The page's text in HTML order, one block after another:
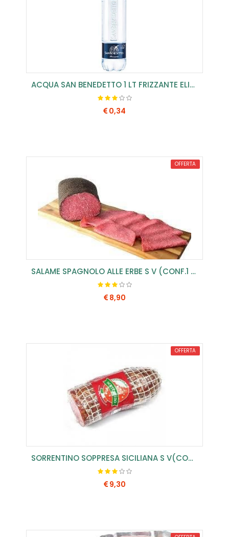
ACQUA SAN BENEDETTO 1 LT FRIZZANTE ELITE
0,34
OFFERTA
SALAME SPAGNOLO ALLE ERBE S V (CONF.1 PZ)
8,90
OFFERTA
SORRENTINO SOPPRESA SICILIANA S V(CONF.1 PZ)
9,30